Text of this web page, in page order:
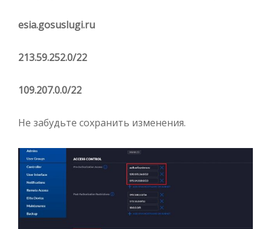
esia.gosuslugi.ru
213.59.252.0/22
109.207.0.0/22
Не забудьте сохранить изменения.